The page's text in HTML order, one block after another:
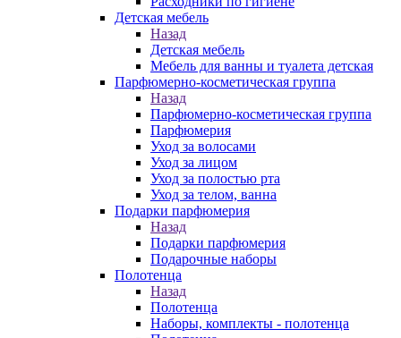
Детская мебель
Назад
Детская мебель
Мебель для ванны и туалета детская
Парфюмерно-косметическая группа
Назад
Парфюмерно-косметическая группа
Парфюмерия
Уход за волосами
Уход за лицом
Уход за полостью рта
Уход за телом, ванна
Подарки парфюмерия
Назад
Подарки парфюмерия
Подарочные наборы
Полотенца
Назад
Полотенца
Наборы, комплекты - полотенца